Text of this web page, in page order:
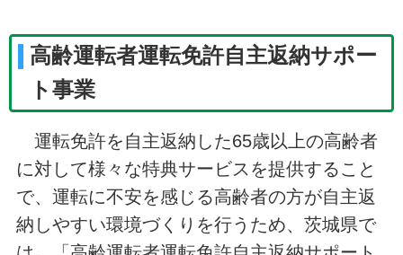
高齢運転者運転免許自主返納サポー
ト事業
運転免許を自主返納した65歳以上の高齢者
に対して様々な特典サービスを提供すること
で、運転に不安を感じる高齢者の方が自主返
納しやすい環境づくりを行うため、茨城県で